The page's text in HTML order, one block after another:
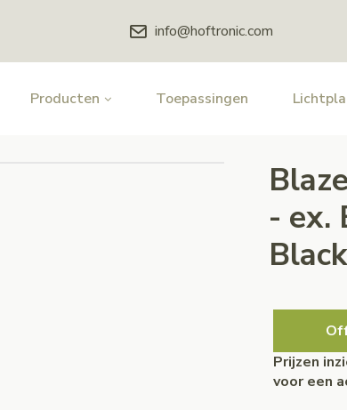
info@hoftronic.com
Producten Toepassingen
- ex.
Black
Prijzen
voor een